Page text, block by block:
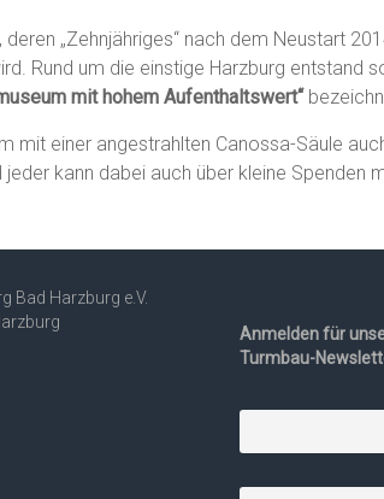
, deren „Zehnjähriges“ nach dem Neustart
Rund um die einstige Harzburg entstand
mit hohem Aufenthaltswert“
mit einer angestrahlten Canossa-Säule
kann dabei auch über kleine Spenden
Bad Harzburg e.V.
Anmelden für
Turmbau-